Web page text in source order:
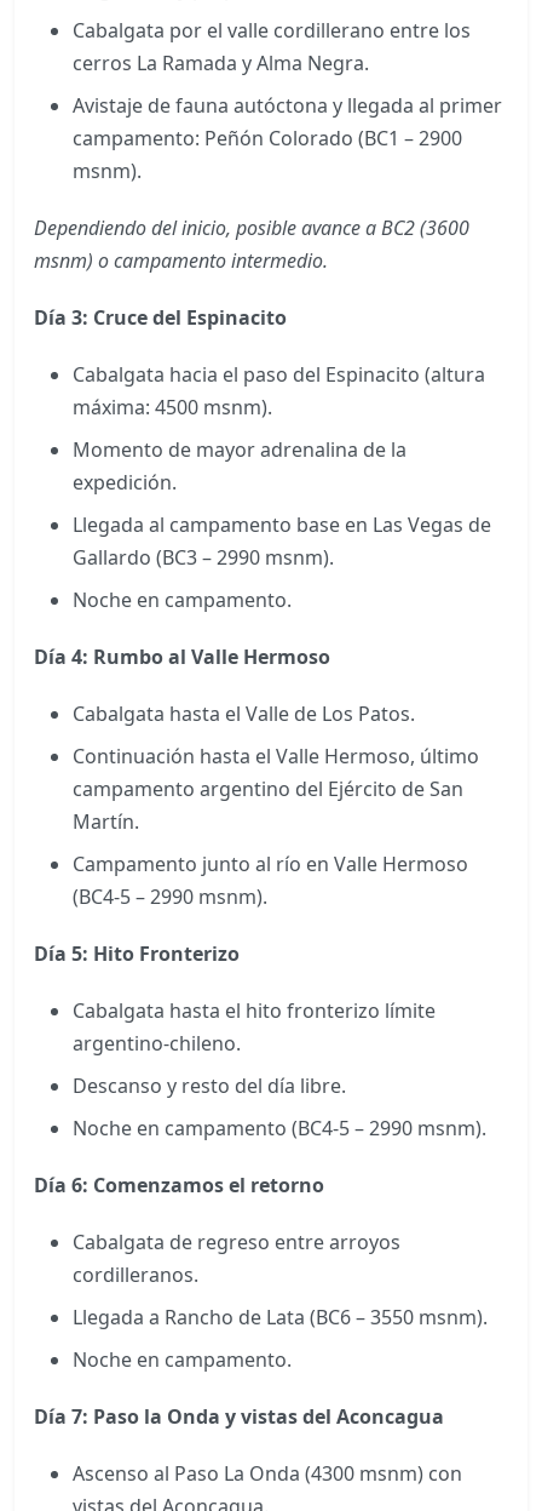
Cabalgata por el valle cordillerano entre los
cerros La Ramada y Alma Negra.
Avistaje de fauna autóctona y llegada al primer
campamento: Peñón Colorado (BC1 – 2900
msnm).
Dependiendo del inicio, posible avance a BC2 (3600
msnm) o campamento intermedio.
Día 3: Cruce del Espinacito
Cabalgata hacia el paso del Espinacito (altura
máxima: 4500 msnm).
Momento de mayor adrenalina de la
expedición.
Llegada al campamento base en Las Vegas de
Gallardo (BC3 – 2990 msnm).
Noche en campamento.
Día 4: Rumbo al Valle Hermoso
Cabalgata hasta el Valle de Los Patos.
Continuación hasta el Valle Hermoso, último
campamento argentino del Ejército de San
Martín.
Campamento junto al río en Valle Hermoso
(BC4-5 – 2990 msnm).
Día 5: Hito Fronterizo
Cabalgata hasta el hito fronterizo límite
argentino-chileno.
Descanso y resto del día libre.
Noche en campamento (BC4-5 – 2990 msnm).
Día 6: Comenzamos el retorno
Cabalgata de regreso entre arroyos
cordilleranos.
Llegada a Rancho de Lata (BC6 – 3550 msnm).
Noche en campamento.
Día 7: Paso la Onda y vistas del Aconcagua
Ascenso al Paso La Onda (4300 msnm) con